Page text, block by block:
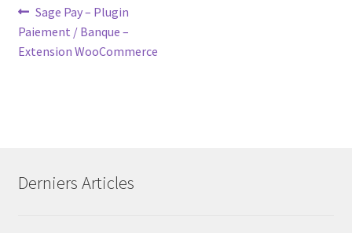
Post
navigation
Previous
post:
Sage Pay – Plugin
Paiement / Banque –
Extension WooCommerce
Derniers Articles